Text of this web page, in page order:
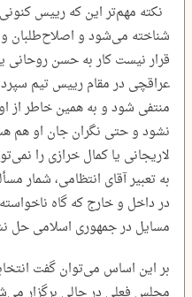
نکته مهم‌تر این که رییس
شناخته می‌شود و اصلاح‌طلبان و
قرار نیست کار به حسن
عراقچی در مقام رییس تیم
منتفی شود و به همین خاطر از
نشود و حتی نگران جان او هم
لاریجانی یا کمال خرازی را
به تعبیر آقای انتظامی، شمار
در داخل و خارج که گاه
مسایل در جمهوری اسلامی حل
بر این اساس می‌توان گفت